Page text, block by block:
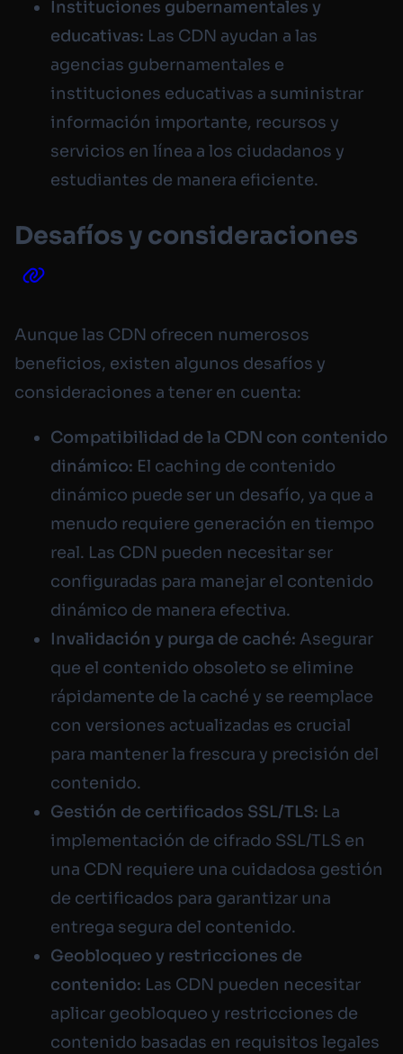
Instituciones gubernamentales y
educativas: Las CDN ayudan a las
agencias gubernamentales e
instituciones educativas a suministrar
información importante, recursos y
servicios en línea a los ciudadanos y
estudiantes de manera eficiente.
Desafíos y consideraciones
Aunque las CDN ofrecen numerosos
beneficios, existen algunos desafíos y
consideraciones a tener en cuenta:
Compatibilidad de la CDN con contenido
dinámico: El caching de contenido
dinámico puede ser un desafío, ya que a
menudo requiere generación en tiempo
real. Las CDN pueden necesitar ser
configuradas para manejar el contenido
dinámico de manera efectiva.
Invalidación y purga de caché: Asegurar
que el contenido obsoleto se elimine
rápidamente de la caché y se reemplace
con versiones actualizadas es crucial
para mantener la frescura y precisión del
contenido.
Gestión de certificados SSL/TLS: La
implementación de cifrado SSL/TLS en
una CDN requiere una cuidadosa gestión
de certificados para garantizar una
entrega segura del contenido.
Geobloqueo y restricciones de
contenido: Las CDN pueden necesitar
aplicar geobloqueo y restricciones de
contenido basadas en requisitos legales